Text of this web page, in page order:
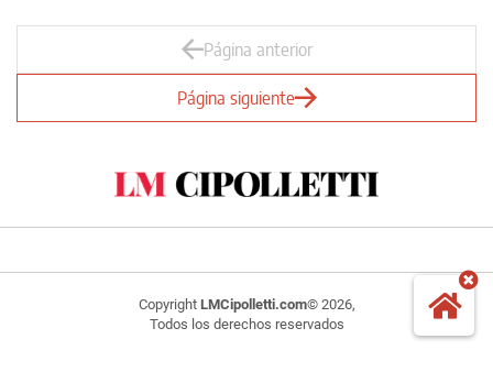
Página anterior
Página siguiente
Copyright LMCipolletti.com© 2026,
Todos los derechos reservados